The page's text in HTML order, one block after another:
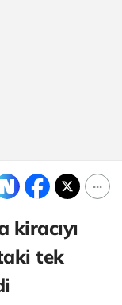
tek